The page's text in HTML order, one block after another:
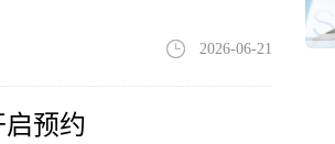
2026-06-21
预约